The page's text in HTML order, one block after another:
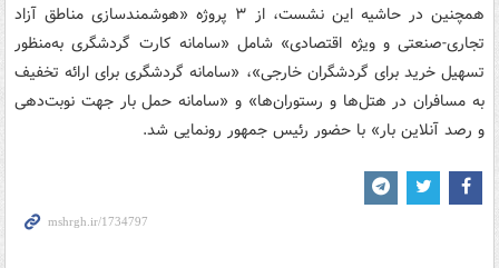
همچنین در حاشیه این نشست، از ۳ پروژه «هوشمندسازی مناطق آزاد
تجاری-صنعتی و ویژه اقتصادی» شامل «سامانه کارت گردشگری به‌منظور
تسهیل خرید برای گردشگران خارجی»، «سامانه گردشگری برای ارائه تخفیف
به مسافران در هتل‌ها و رستوران‌ها» و «سامانه حمل بار جهت نوبت‌دهی
و رصد آنلاین بار» با حضور رئیس جمهور رونمایی شد.